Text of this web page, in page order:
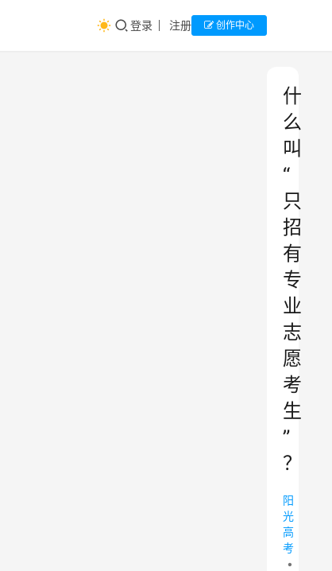
登录 注册 创作中心
什
么
叫
“
只
招
有
专
业
志
愿
考
生
”
？
阳
光
高
考
•